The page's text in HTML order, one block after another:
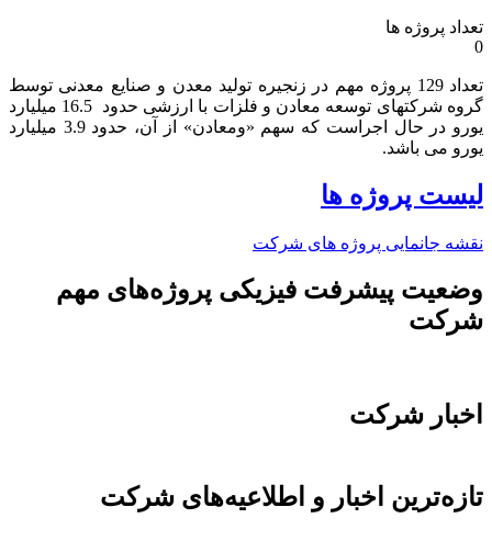
تعداد پروژه ها
0
تعداد 129 پروژه مهم در زنجیره تولید معدن و صنایع معدنی توسط
گروه شرکتهای توسعه معادن و فلزات با ارزشی حدود 16.5 میلیارد
یورو در حال اجراست که سهم «ومعادن» از آن، حدود 3.9 میلیارد
یورو می باشد.​
لیست پروژه ها
نقشه جانمایی پروژه های شرکت
وضعیت پیشرفت فیزیکی پروژه‌های مهم
شرکت
اخبار شرکت
تازه‌ترین اخبار و اطلاعیه‌های شرکت